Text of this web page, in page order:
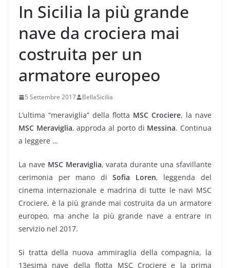
In Sicilia la più grande
nave da crociera mai
costruita per un
armatore europeo
5 Settembre 2017 BellaSicilia
L’ultima “meraviglia” della flotta MSC Crociere, la nave
MSC Meraviglia, approda al porto di Messina. Continua
a leggere …
La nave MSC Meraviglia, varata durante una sfavillante
cerimonia per mano diSofia Loren, leggenda del
cinema internazionale e madrina di tutte le navi MSC
Crociere, è la più grande mai costruita da un armatore
europeo, ma anche la più grande nave a entrare in
servizio nel 2017.
Si tratta della nuova ammiraglia della compagnia, la
13esima nave della flotta MSC Crociere e la prima